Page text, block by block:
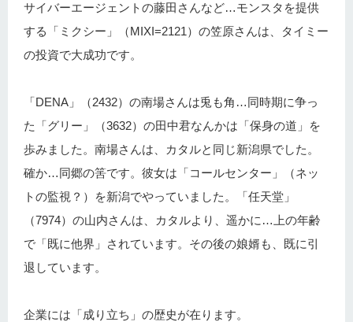
サイバーエージェントの藤田さんなど…モンスタを提供
する「ミクシー」（MIXI=2121）の笠原さんは、タイミー
の投資で大成功です。
「DENA」（2432）の南場さんは兎も角…同時期に争っ
た「グリー」（3632）の田中君なんかは「保身の道」を
歩みました。南場さんは、カタルと同じ新潟県でした。
確か…同郷の筈です。彼女は「コールセンター」（ネッ
トの監視？）を新潟でやっていました。「任天堂」
（7974）の山内さんは、カタルより、遥かに…上の年齢
で「既に他界」されています。その後の娘婿も、既に引
退しています。
企業には「成り立ち」の歴史が在ります。